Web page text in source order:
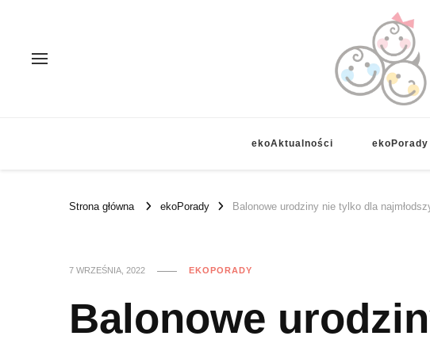
ekoAktualności ekoPorady
Strona główna ekoPorady Balonowe urodziny nie tylko dla
7 WRZEŚNIA, 2022 EKOPORADY
Balonowe